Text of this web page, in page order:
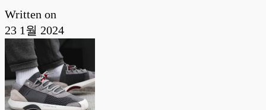
Written on
23 1월 2024